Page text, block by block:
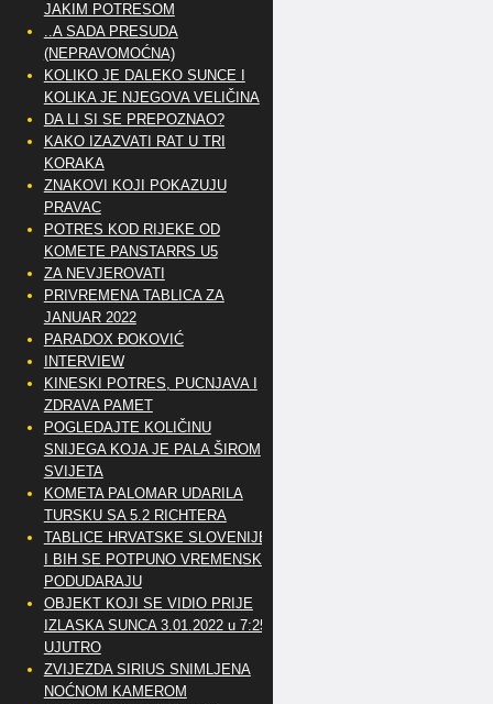
JAKIM POTRESOM
..A SADA PRESUDA
(NEPRAVOMOĆNA)
KOLIKO JE DALEKO SUNCE I
KOLIKA JE NJEGOVA VELIČINA
DA LI SI SE PREPOZNAO?
KAKO IZAZVATI RAT U TRI
KORAKA
ZNAKOVI KOJI POKAZUJU
PRAVAC
POTRES KOD RIJEKE OD
KOMETE PANSTARRS U5
ZA NEVJEROVATI
PRIVREMENA TABLICA ZA
JANUAR 2022
PARADOX ĐOKOVIĆ
INTERVIEW
KINESKI POTRES, PUCNJAVA I
ZDRAVA PAMET
POGLEDAJTE KOLIČINU
SNIJEGA KOJA JE PALA ŠIROM
SVIJETA
KOMETA PALOMAR UDARILA
TURSKU SA 5.2 RICHTERA
TABLICE HRVATSKE SLOVENIJE
I BIH SE POTPUNO VREMENSKI
PODUDARAJU
OBJEKT KOJI SE VIDIO PRIJE
IZLASKA SUNCA 3.01.2022 u 7:25
UJUTRO
ZVIJEZDA SIRIUS SNIMLJENA
NOĆNOM KAMEROM